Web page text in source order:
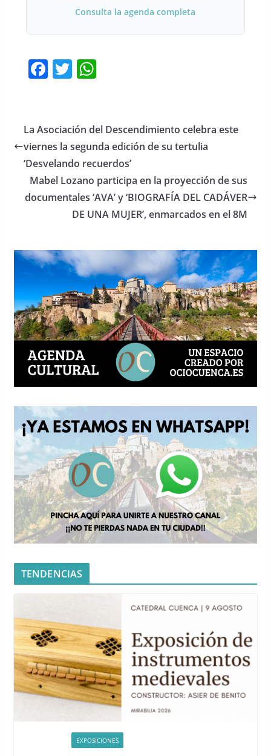
Consulta la agenda completa
F
e
b
o
o
k
T
er
W
s
A
p
p
La Asociación del Descendimiento celebra este
viernes la segunda edición de su tertulia
‘Desvelando recuerdos’
Mabel Lozano participa en la proyección de sus
documentales ‘AVA’ y ‘BIOGRAFÍA DEL CADÁVER
DE UNA MUJER’, enmarcados en el 8M
TENDENCIAS
EXPOSICIONES